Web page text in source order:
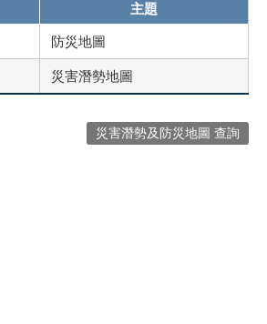
主題
防災地圖
災害潛勢地圖
災害潛勢及防災地圖 查詢